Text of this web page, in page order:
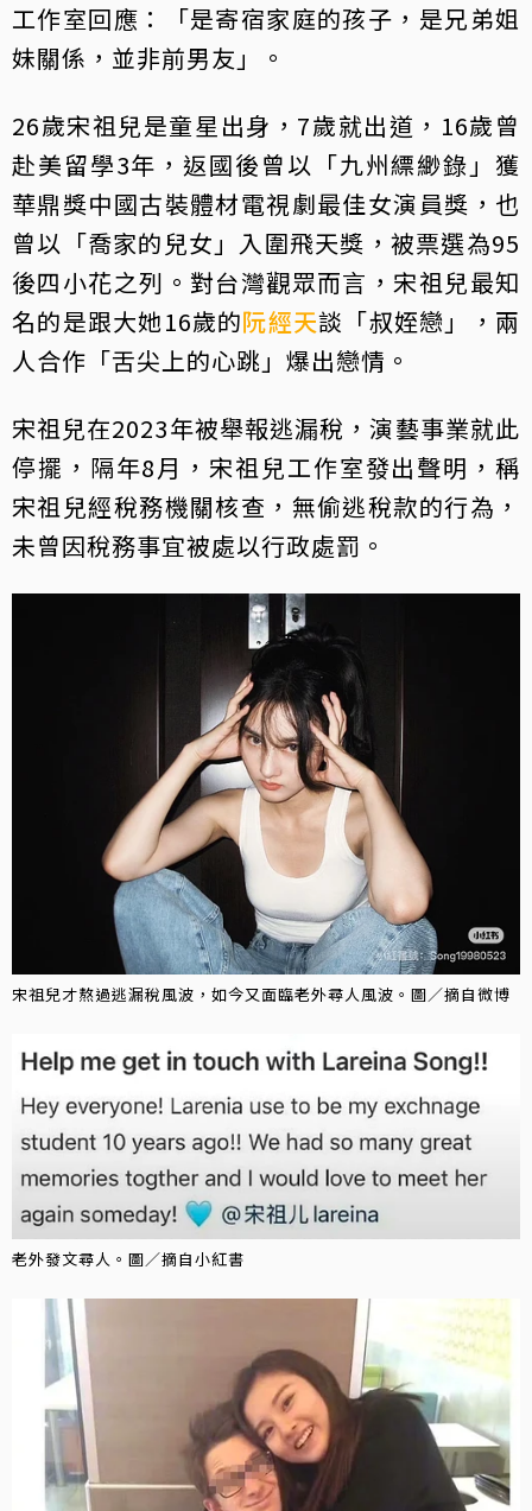
工作室回應：「是寄宿家庭的孩子，是兄弟姐
妹關係，並非前男友」。
26歲宋祖兒是童星出身，7歲就出道，16歲曾
赴美留學3年，返國後曾以「九州縹緲錄」獲
華鼎獎中國古裝體材電視劇最佳女演員獎，也
曾以「喬家的兒女」入圍飛天獎，被票選為95
後四小花之列。對台灣觀眾而言，宋祖兒最知
名的是跟大她16歲的阮經天談「叔姪戀」，兩
人合作「舌尖上的心跳」爆出戀情。
宋祖兒在2023年被舉報逃漏稅，演藝事業就此
停擺，隔年8月，宋祖兒工作室發出聲明，稱
宋祖兒經稅務機關核查，無偷逃稅款的行為，
未曾因稅務事宜被處以行政處罰。
宋祖兒才熬過逃漏稅風波，如今又面臨老外尋人風波。圖／摘自微博
老外發文尋人。圖／摘自小紅書